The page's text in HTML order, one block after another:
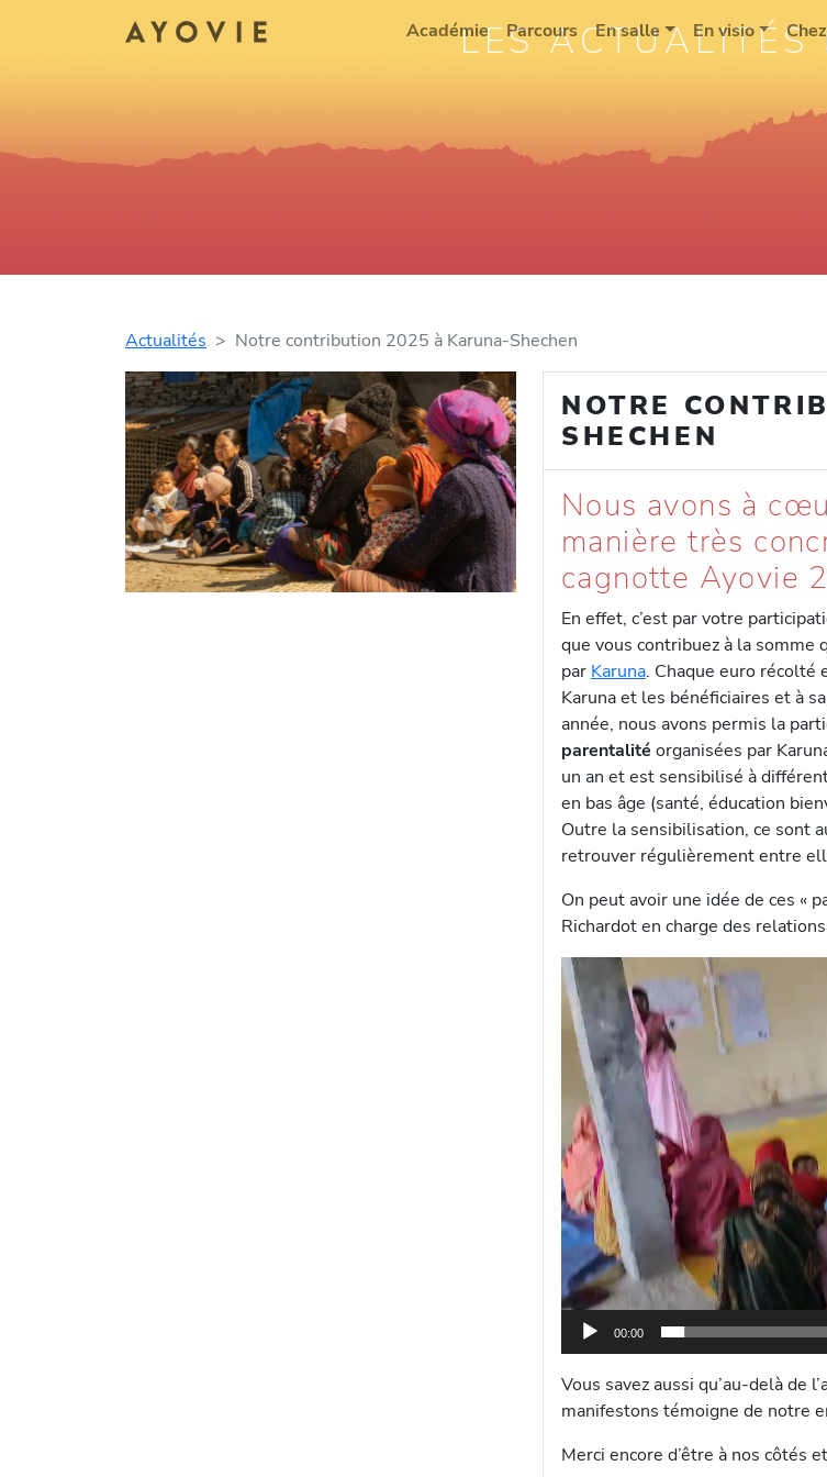
Académie Parcours En salle En visio
LES ACTUALITÉS
Actualités Notre contribution 2025 à Karuna-Shechen
NOTRE
SHECHEN
Nous avons à
manière très
cagnotte Ayovie
En effet, c’est par votre
que vous contribuez à la somme
par Karuna. Chaque euro récolté
Karuna et les bénéficiaires et à
année, nous avons permis la
parentalité organisées par
un an et est sensibilisé à
en bas âge (santé, éducation
Outre la sensibilisation, ce sont
retrouver régulièrement entre
On peut avoir une idée de ces «
Richardot en charge des
L
e
v
i
d
é
00:00
Vous savez aussi qu’au-delà de
manifestons témoigne de notre
Merci encore d’être à nos côtés